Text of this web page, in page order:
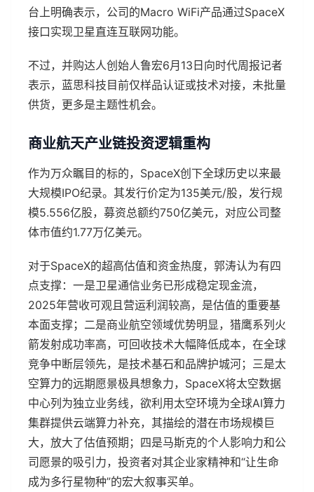
台上明确表示，公司的Macro WiFi产品通过SpaceX
接口实现卫星直连互联网功能。
不过，并购达人创始人鲁宏6月13日向时代周报记者
表示，蓝思科技目前仅样品认证或技术对接，未批量
供货，更多是主题性机会。
商业航天产业链投资逻辑重构
作为万众瞩目的标的，SpaceX创下全球历史以来最
大规模IPO纪录。其发行价定为135美元/股，发行规
模5.556亿股，募资总额约750亿美元，对应公司整
体市值约1.77万亿美元。
对于SpaceX的超高估值和资金热度，郭涛认为有四
点支撑：一是卫星通信业务已形成稳定现金流，
2025年营收可观且营运利润较高，是估值的重要基
本面支撑；二是商业航空领域优势明显，猎鹰系列火
箭发射成功率高，可回收技术大幅降低成本，在全球
竞争中断层领先，是技术基石和品牌护城河；三是太
空算力的远期愿景极具想象力，SpaceX将太空数据
中心列为独立业务线，欲利用太空环境为全球AI算力
集群提供云端算力补充，其描绘的潜在市场规模巨
大，放大了估值预期；四是马斯克的个人影响力和公
司愿景的吸引力，投资者对其企业家精神和“让生命
成为多行星物种”的宏大叙事买单。